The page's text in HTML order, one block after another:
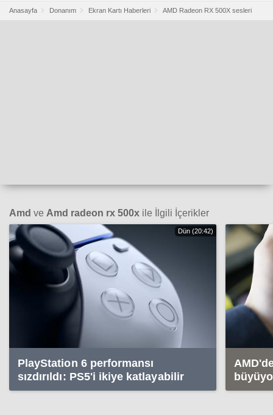
Anasayfa Donanım Ekran Kartı Haberleri AMD Radeon RX 500X sesleri
Amd ve Amd radeon rx 500x ile İlgili İçerikler
Dün (20:42)
PlayStation 6 performansı
sızdırıldı: PS5'i ikiye katlayabilir